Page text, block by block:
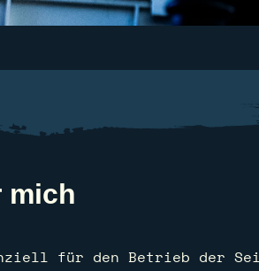
mich
für den Betrieb der